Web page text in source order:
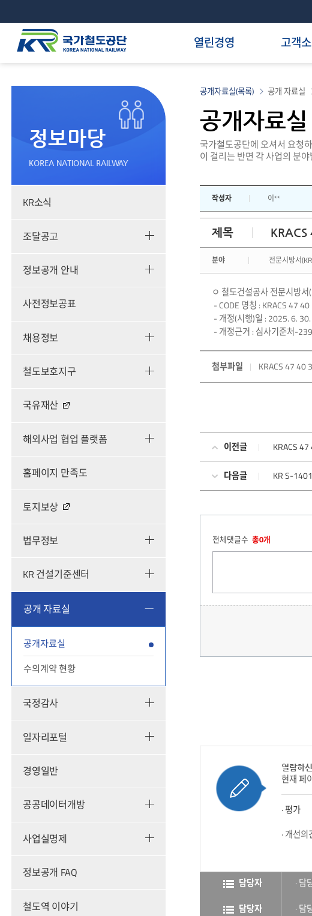
열린경영 고객
정보마당
KOREA NATIONAL RAILWAY
KR소식
조달공고
정보공개 안내
사전정보공표
채용정보
철도보호지구
국유재산
해외사업 협업 플랫폼
홈페이지 만족도
토지보상
법무정보
KR 건설기준센터
공개 자료실
공개자료실
수의계약 현황
국정감사
일자리포털
경영일반
공공데이터개방
사업실명제
정보공개 FAQ
철도역 이야기
공개 자료실
공개자료실(목록)
공개자료실
국가철도공단에 오셔서 요청
이 걸리는 반면 각 사업의 분
작성자 이**
제목
분야 전문시방서
ㅇ 철도건설공사 전문시방
- CODE 명칭 : KRACS 47
- 개정(시행)일 : 2025. 6. 30.
- 개정근거 : 심사기준처-
첨부파일 KRACS 47 40
이전글 KRACS
다음글 KR S-
전체댓글수 총0개
열람하
현재 페
· 평가
· 개선의
담당자 · 담
담당자
· 담